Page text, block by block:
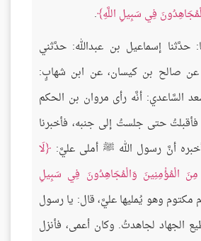
فِي سَبِيلِ اللَّهِ .
حدَّثنا إسماعيل بن عبدالله: حدَّثني
عن صالح بن كيسان، عن ابن شهابٍ:
السَّاعدي: أنَّه رأى مروان بن الحكم
حتى جلستُ إلى جنبه، فأخبرنا
أنَّ رسول الله ﷺ أملى عليَّ:
لَا
الْمُؤْمِنِينَ وَالْمُجَاهِدُونَ فِي سَبِيلِ
مكتوم وهو يُمليها عليَّ، قال: يا رسول
الجهاد لجاهدتُ. وكان أعمى، فأنزل